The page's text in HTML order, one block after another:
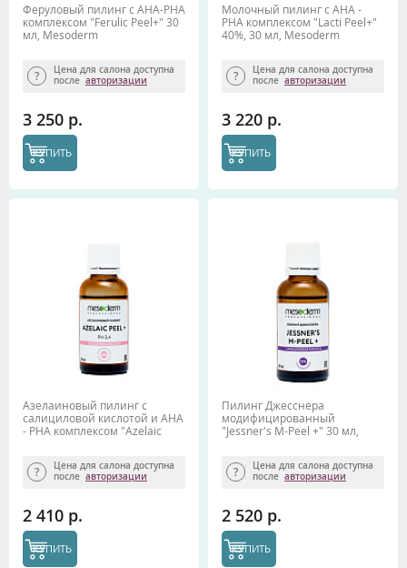
Феруловый пилинг с АНА-РНА
комплексом "Ferulic Peel+" 30
мл, Mesoderm
Цена для салона доступна
после авторизации
3 250 р.
КУПИТЬ
Молочный пилинг с АНА -
РНА комплексом "Lacti Peel+"
40%, 30 мл, Mesoderm
Цена для салона доступна
после авторизации
3 220 р.
КУПИТЬ
Азелаиновый пилинг с
салициловой кислотой и АНА
- РНА комплексом "Azelaic
Цена для салона доступна
после авторизации
2 410 р.
КУПИТЬ
Пилинг Джесснера
модифицированный
"Jessner's M-Peel +" 30 мл,
Цена для салона доступна
после авторизации
2 520 р.
КУПИТЬ